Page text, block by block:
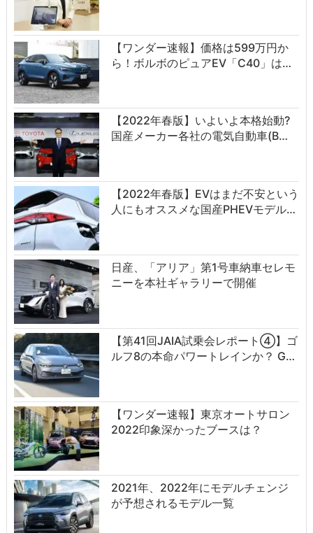
【ワンダー速報】価格は599万円か
ら！ボルボのピュアEV「C40」は…
【2022年春版】いよいよ本格始動?
国産メーカー各社の電気自動車(B…
【2022年春版】EVはまだ不安という
人にもオススメな国産PHEVモデル…
日産、「アリア」第1号車納車セレモ
ニーを本社ギャラリーで開催
【第41回JAIA試乗会レポート④】ゴ
ルフ8の本命パワートレインか？ G…
【ワンダー速報】東京オートサロン
2022印象深かったブースは？
2021年、2022年にモデルチェンジ
が予想されるモデル一覧